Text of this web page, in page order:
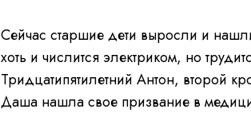
Сейчас старшие дети выросли и
хоть и числится электриком, но
Тридцатипятилетний Антон, второй
Даша нашла свое призвание в